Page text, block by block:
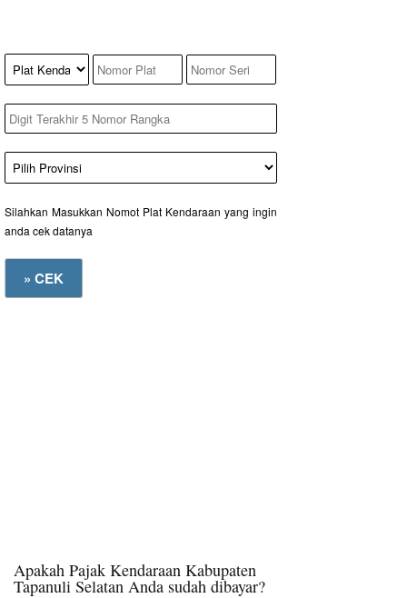
Silahkan Masukkan Nomot Plat Kendaraan yang ingin
anda cek datanya
Apakah Pajak Kendaraan Kabupaten
Tapanuli Selatan Anda sudah dibayar?